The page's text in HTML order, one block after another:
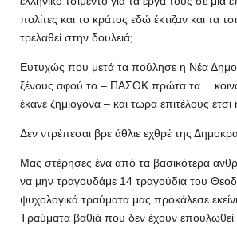
πολίτες και το κράτος εδώ έκτιζαν και τα
τρελαθεί στην δουλειά;
Ευτυχώς που μετά τα πούλησε η Νέα
ξένους αφού το – ΠΑΣΟΚ πρώτα τα…
έκανε ζημιογόνα – και τώρα επιτέλους
Δεν ντρέπεσαι βρε άθλιε εχθρέ της
Μας στέρησες ένα από τα βασικότερα
να μην τραγουδάμε 14 τραγούδια του
ψυχολογικά τραύματα μας προκάλεσε
Τραύματα βαθιά που δεν έχουν επουλωθεί